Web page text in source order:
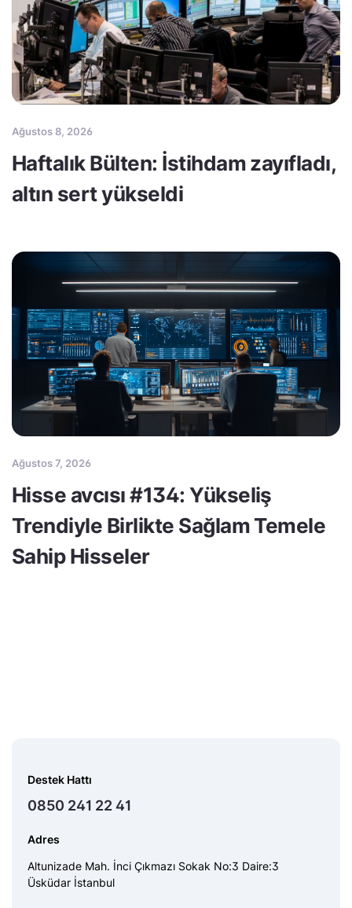
Ağustos 8, 2026
Haftalık Bülten: İstihdam zayıfladı,
altın sert yükseldi
Ağustos 7, 2026
Hisse avcısı #134: Yükseliş
Trendiyle Birlikte Sağlam Temele
Sahip Hisseler
Destek Hattı
0850 241 22 41
Adres
Altunizade Mah. İnci Çıkmazı Sokak No:3 Daire:3
Üsküdar İstanbul